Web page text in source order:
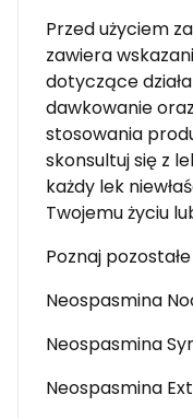
Przed użyciem
zawiera
dotyczące
dawkowanie
stosowania
skonsultuj się z
każdy lek
Twojemu życiu
Poznaj
Neospasmina
Neospasmina
Neospasmina